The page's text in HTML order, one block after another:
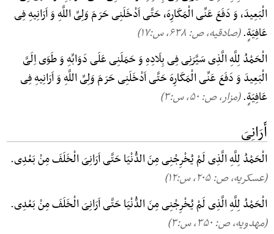
الْبَعِیدَ، وَ دَفَعَ عَنِّی الْمَکَارِهَ، حَتَّی اَدْخَلَنِی حَرَمَ وَلِیِّ اللَّهِ وَ اَرَانِیهِ فِی
عَافِیَةٍ.(صادقیه، ص: ۶۳۸, س:۱۷)
الْحَمْدُ لِلَّهِ الَّذِی سَیَّرَنِی فِی بِلَادِهِ وَ حَمَلَنِی عَلَی دَوَابِّهِ وَ طَوَی اِلَیَّ
الْبَعِیدَ وَ دَفَعَ عَنِّی الْمَکَارِهَ حَتَّی اَدْخَلَنِی حَرَمَ وَلِیِّ اللَّهِ وَ اَرَانِیهِ فِی
عَافِیَةٍ.(مزار، ص: ۵۰, س:۳)
أَرَانِیَ
الْحَمْدُ لِلَّهِ الَّذِی لَمْ یُخْرِجْنِی مِنَ الدُّنْیَا حَتَّی اَرَانِیَ الْخَلَفَ مِنْ بَعْدِی.
(عسکریه، ص: ۲۰۵, س:۱۲)
الْحَمْدُ لِلَّهِ الَّذِی لَمْ یُخْرِجْنِی مِنَ الدُّنْیَا حَتَّی اَرَانِیَ الْخَلَفَ مِنْ بَعْدِی.
(مهدویه، ص: ۳۵۰, س:۳)